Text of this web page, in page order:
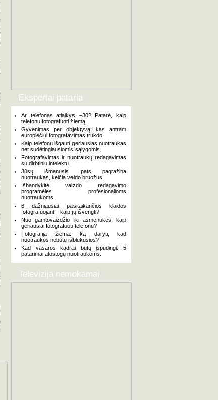
Ekspertai pataria
Ar telefonas atlaikys –30? Patarė, kaip
telefonu fotografuoti žiemą.
Gyvenimas per objektyvą: kas antram
europiečiui fotografavimas trukdo.
Kaip telefonu išgauti geriausias nuotraukas
net sudėtingiausiomis sąlygomis.
Fotografavimas ir nuotraukų redagavimas
su dirbtiniu intelektu.
Jūsų išmanusis pats pagražina
nuotraukas, keičia veido bruožus.
Išbandykite vaizdo redagavimo
programėles profesionalioms
nuotraukoms.
6 dažniausiai pasitaikančios klaidos
fotografuojant – kaip jų išvengti?
Nuo gamtovaizdžio iki asmenukės: kaip
geriausiai fotografuoti telefonu?
Fotografija žiemą: ką daryti, kad
nuotraukos nebūtų išblukusios?
Kad vasaros kadrai būtų įspūdingi: 5
patarimai atostogų nuotraukoms.
Televizija nemokamai